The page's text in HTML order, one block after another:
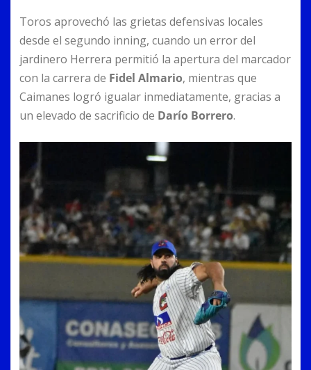
Toros aprovechó las grietas defensivas locales
desde el segundo inning, cuando un error del
jardinero Herrera permitió la apertura del marcador
con la carrera de Fidel Almario, mientras que
Caimanes logró igualar inmediatamente, gracias a
un elevado de sacrificio de Darío Borrero.